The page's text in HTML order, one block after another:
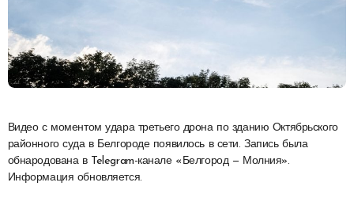
Видео с моментом удара третьего дрона по зданию Октябрьского
районного суда в Белгороде появилось в сети. Запись была
обнародована в Telegram-канале «Белгород — Молния».
Информация обновляется.